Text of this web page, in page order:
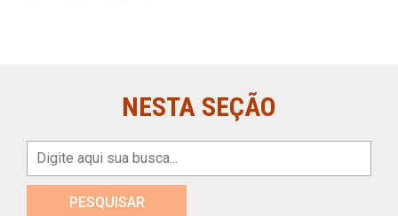
NESTA SEÇÃO
PESQUISAR